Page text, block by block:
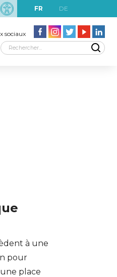
FR DE
sociaux
à une
pour
place